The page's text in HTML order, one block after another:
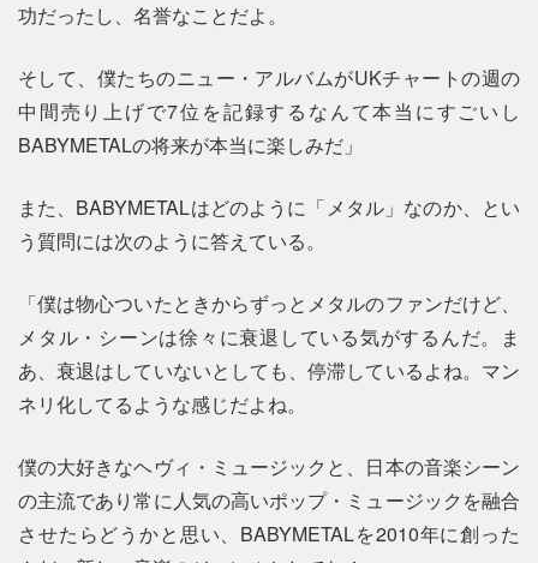
功だったし、名誉なことだよ。
そして、僕たちのニュー・アルバムがUKチャートの週の
中間売り上げで7位を記録するなんて本当にすごいし
BABYMETALの将来が本当に楽しみだ」
また、BABYMETALはどのように「メタル」なのか、とい
う質問には次のように答えている。
「僕は物心ついたときからずっとメタルのファンだけど、
メタル・シーンは徐々に衰退している気がするんだ。ま
あ、衰退はしていないとしても、停滞しているよね。マン
ネリ化してるような感じだよね。
僕の大好きなヘヴィ・ミュージックと、日本の音楽シーン
の主流であり常に人気の高いポップ・ミュージックを融合
させたらどうかと思い、BABYMETALを2010年に創った